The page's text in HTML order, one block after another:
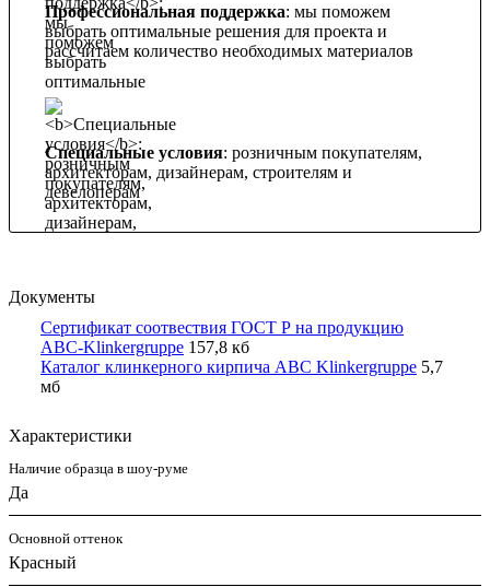
Профессиональная поддержка: мы поможем
выбрать оптимальные решения для проекта и
рассчитаем количество необходимых материалов
Специальные условия: розничным покупателям,
архитекторам, дизайнерам, строителям и
девелоперам
Документы
Сертификат соотвествия ГОСТ Р на продукцию
ABC-Klinkergruppe 157,8 кб
Каталог клинкерного кирпича ABC Klinkergruppe 5,7
мб
Характеристики
Наличие образца в шоу-руме
Да
Основной оттенок
Красный